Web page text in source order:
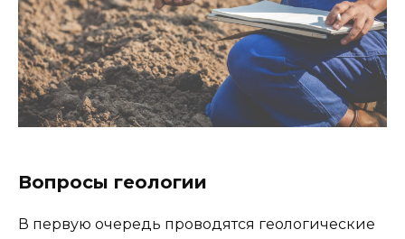
Вопросы геологии
В первую очередь проводятся геологические